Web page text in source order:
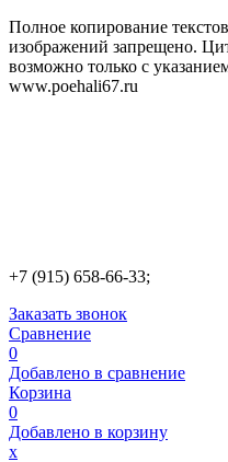
Полное копирование
изображений запрещено.
возможно только с
www.poehali67.ru
+7 (915) 658-66-33;
Заказать звонок
Сравнение
0
Добавлено в сравнение
Корзина
0
Добавлено в корзину
х